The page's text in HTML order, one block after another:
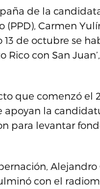
de la
Carmen
de octubre se
Rico con San
que comenzó el
apoyan la
para levantar
Alejandro
con el